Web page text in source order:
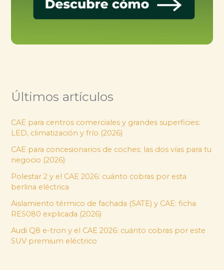
Últimos artículos
CAE para centros comerciales y grandes superficies:
LED, climatización y frío (2026)
CAE para concesionarios de coches: las dos vías para tu
negocio (2026)
Polestar 2 y el CAE 2026: cuánto cobras por esta
berlina eléctrica
Aislamiento térmico de fachada (SATE) y CAE: ficha
RES080 explicada (2026)
Audi Q8 e-tron y el CAE 2026: cuánto cobras por este
SUV premium eléctrico